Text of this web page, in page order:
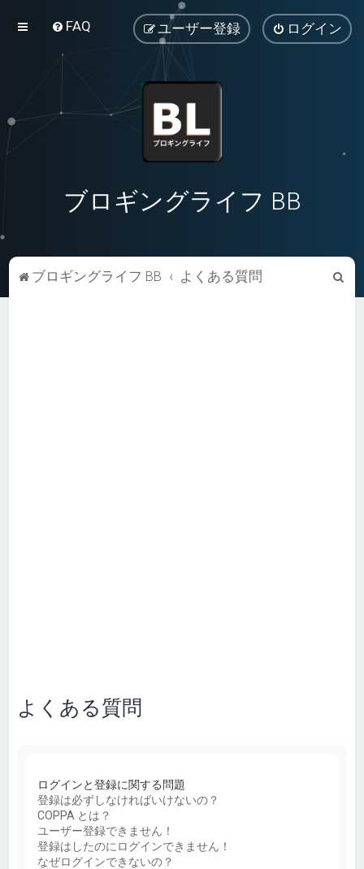
FAQ ログイン
ユーザー登録
ブロギングライフ BB
ブロギングライフ BB よくある質問
索
よくある質問
ログインと登録に関する問題
登録は必ずしなければいけないの？
COPPA とは？
ユーザー登録できません！
登録はしたのにログインできません！
なぜログインできないの？